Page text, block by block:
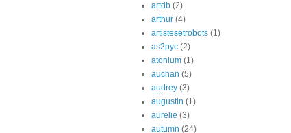
artdb (2)
arthur (4)
artistesetrobots (1)
as2pyc (2)
atonium (1)
auchan (5)
audrey (3)
augustin (1)
aurelie (3)
autumn (24)